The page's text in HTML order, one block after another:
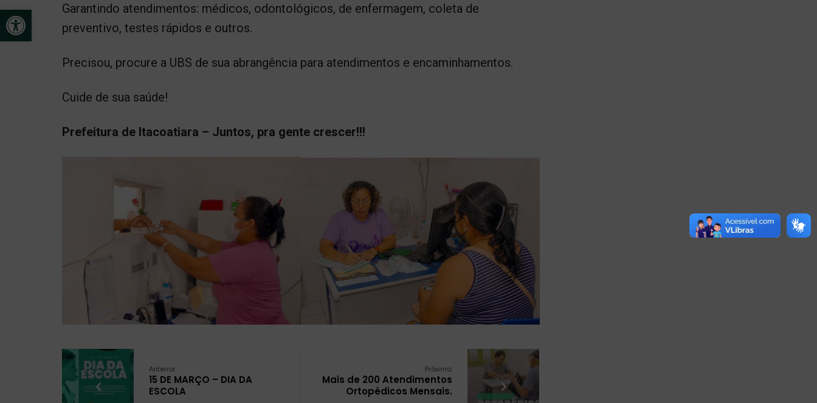
Open toolbarGarantindo atendimentos: médicos, odontológicos, de enfermagem, coleta de
preventivo, testes rápidos e outros.
Precisou, procure a UBS de sua abrangência para atendimentos e encaminhamentos.
Cuide de sua saúde!
Prefeitura de Itacoatiara – Juntos, pra gente crescer!!!
Anterior:
15 DE MARÇO – DIA DA
ESCOLA
Próximo:
Mais de 200 Atendimentos
Ortopédicos Mensais.